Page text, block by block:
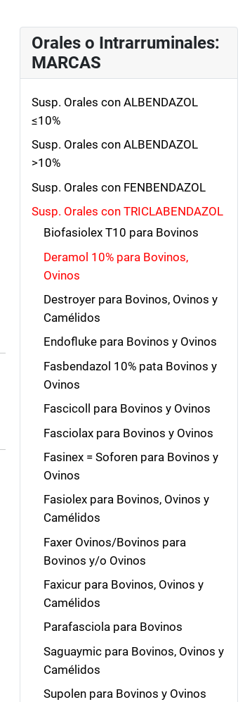
Orales o Intrarruminales:
MARCAS
Susp. Orales con ALBENDAZOL
≤10%
Susp. Orales con ALBENDAZOL
>10%
Susp. Orales con FENBENDAZOL
Susp. Orales con TRICLABENDAZOL
Biofasiolex T10 para Bovinos
Deramol 10% para Bovinos,
Ovinos
Destroyer para Bovinos, Ovinos y
Camélidos
Endofluke para Bovinos y Ovinos
Fasbendazol 10% pata Bovinos y
Ovinos
Fascicoll para Bovinos y Ovinos
Fasciolax para Bovinos y Ovinos
Fasinex = Soforen para Bovinos y
Ovinos
Fasiolex para Bovinos, Ovinos y
Camélidos
Faxer Ovinos/Bovinos para
Bovinos y/o Ovinos
Faxicur para Bovinos, Ovinos y
Camélidos
Parafasciola para Bovinos
Saguaymic para Bovinos, Ovinos y
Camélidos
Supolen para Bovinos y Ovinos